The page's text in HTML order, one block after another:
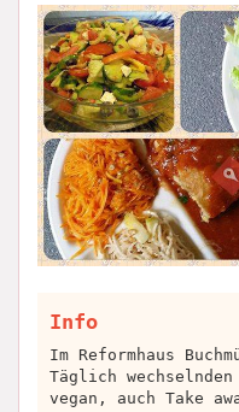
Info
Im Reformhaus
Täglich
vegan, auch Take